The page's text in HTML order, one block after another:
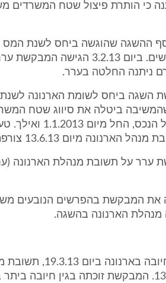
כי הותרת פיצול שטח המשרדים
הוגשה באיחור של כ-11 חודשים. ביום
ביטלה את סיווג שטח
בצוותא עם הסיווג
13.6.13 צורפה כנספח ז' לבקשה).
המשיבה את המבקשת בהפרשים הנובעים
הארנונה בהשגה.
המבקשת הגישה השגה על